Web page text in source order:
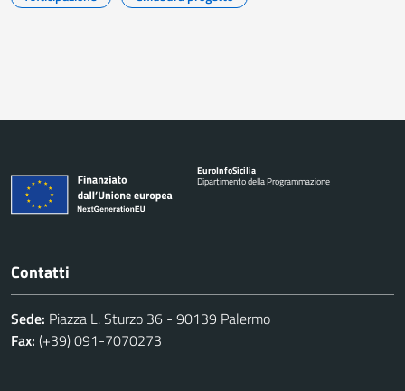
EuroInfoSicilia
Dipartimento della Programmazione
Contatti
Sede: Piazza L. Sturzo 36 - 90139 Palermo
Fax: (+39) 091-7070273